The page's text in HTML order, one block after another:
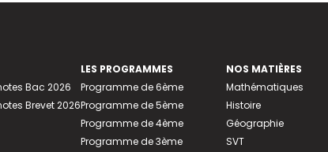
Bac 2026
Brevet 2026
LES PROGRAMMES
Programme de 6ème
Programme de 5ème
Programme de 4ème
Programme de 3ème
NOS MATIÈRES
Mathématiques
Histoire
Géographie
SVT